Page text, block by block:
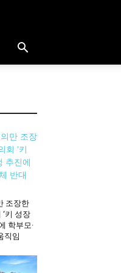
조장한
키 성장
학부모·
직임